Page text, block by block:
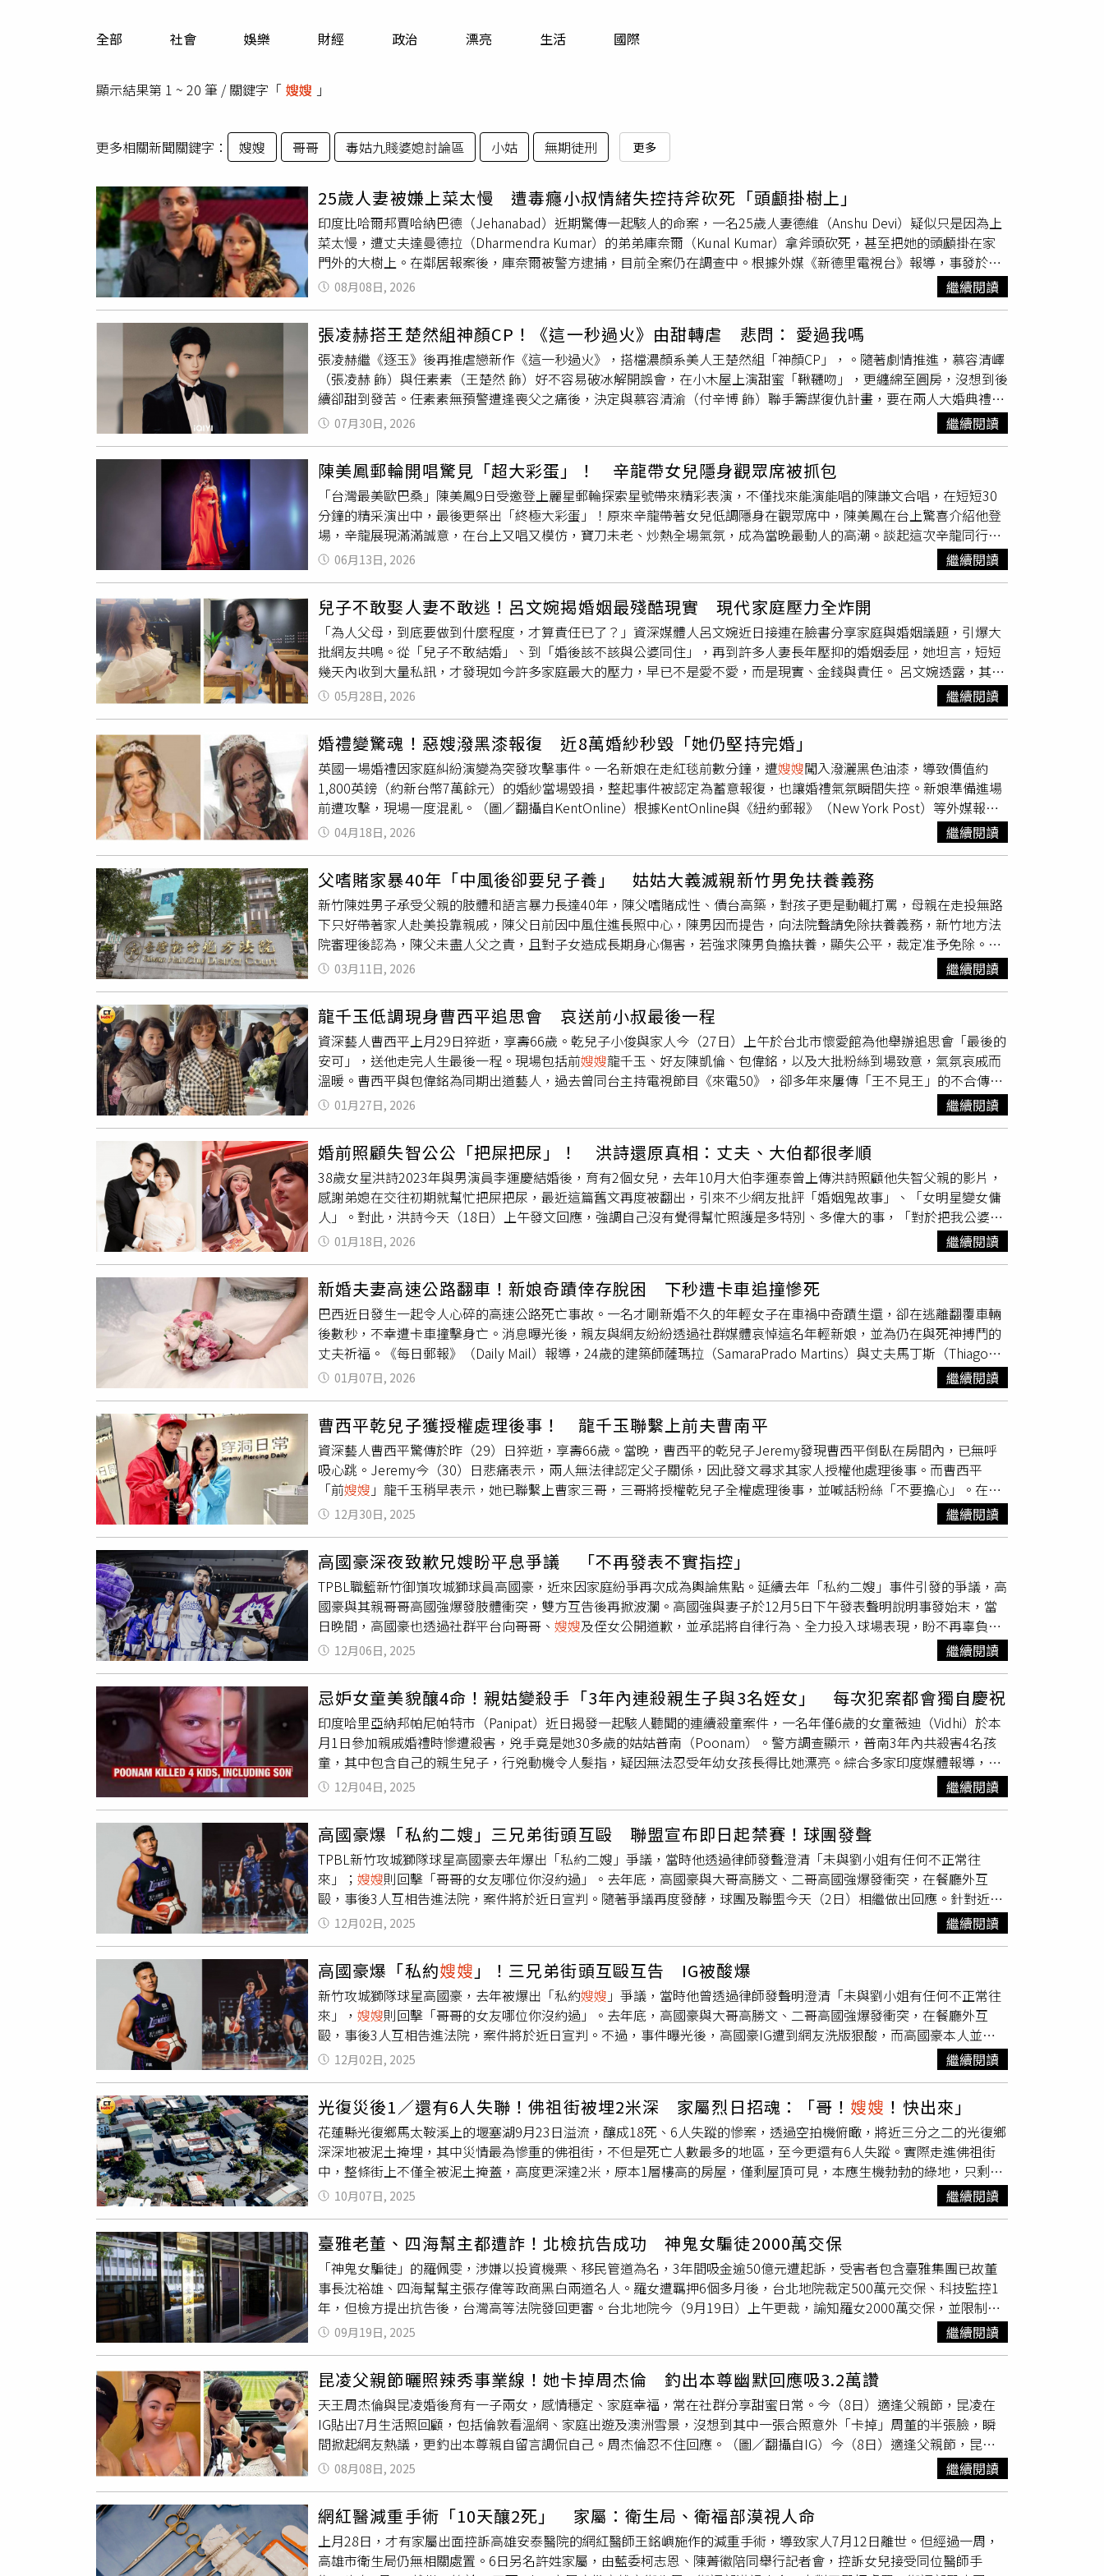
運勢
全部 社會 娛樂 財經 政治 漂亮 生活 國際
顯示結果第 1 ~ 20 筆 / 關鍵字「 嫂嫂 」
更多相關新聞關鍵字： 嫂嫂 哥哥 毒姑九賤婆媳討論區 小姑 無期徒刑 更多
25歲人妻被嫌上菜太慢 遭毒癮小叔情緒失控持斧砍死「頭顱掛樹上」
印度比哈爾邦賈哈納巴德（Jehanabad）近期驚傳一起駭人的命案，一名25歲人妻德維（Anshu Devi）疑似只是因為上
菜太慢，遭丈夫達曼德拉（Dharmendra Kumar）的弟弟庫奈爾（Kunal Kumar）拿斧頭砍死，甚至把她的頭顱掛在家
門外的大樹上。在鄰居報案後，庫奈爾被警方逮捕，目前全案仍在調查中。根據外媒《新德里電視台》報導，事發於賈
哈納巴德帕爾斯比格哈（Pars Bigha）警局管轄的伊瑪德普爾村（Imadpur），死者為現年25歲的人妻德維，事發當
時，其他家族成員均前往田間務農，僅德維一人留守家中，準備全家的餐點；丈夫達曼德拉的弟弟、德維的小叔庫奈爾
德維後，還砍下她的頭顱掛在家門外的大樹上。附近鄰居見狀嚇一大跳，除了紛紛上前圍觀外，也有人向警方報案。沒
想到庫奈爾犯行後並未逃跑，反而冷靜待在家中；警方獲報後趕抵現場，將其逮捕歸案，並扣押殺人凶器。目前警方正
針對案發細節與動機展開進一步調查，全案朝謀殺罪名偵辦。據當地村民透露，嫌犯庫奈爾平時有嚴重毒癮問題，情緒
不穩定，但他們沒想到他會痛下狠手殺害嫂嫂 。
08月08日, 2026 繼續閱讀
張凌赫搭王楚然組神顏CP！《這一秒過火》由甜轉虐 悲問： 愛過我嗎
張凌赫繼《逐玉》後再推虐戀新作《這一秒過火》，搭檔濃顏系美人王楚然組「神顏CP」，。隨著劇情推進，慕容清嶧
（張凌赫 飾）與任素素（王楚然 飾）好不容易破冰解開誤會，在小木屋上演甜蜜「鞦韆吻」，更纏綿至圓房，沒想到後
續卻甜到發苦。任素素無預警遭逢喪父之痛後，決定與慕容清渝（付辛博 飾）聯手籌謀復仇計畫，要在兩人大婚典禮上
進行暗殺，不知情的慕容清嶧看到喜帖備受打擊，當面質問任素素：「我要是晚回來兩天，哥哥
是不是孩子都生出
來了？」虐心指數爆表。《這一秒過火》張凌赫（右）與王楚然在劇中有跳探戈的橋段。（圖／iQIYI愛奇藝國際版）最
新劇情當中，慕容清渝大婚時遭到槍殺，劇情急轉直下開虐，預告裡慕容清嶧持槍對著任素素，悲痛質問：「昔日我遭
人厭棄，只有你要我，你愛過我嗎」、「任素素，自此恩斷義絕，再無瓜葛」，並親手燒毀充滿兩人甜蜜回憶的小木
屋，預告尾聲更拋出震撼彈，任素素透露已懷有身孕，幽幽吐露：「這孩子，是慕容清嶧的。」而男方早已不在身旁，
讓揪心的劇情虐上加虐。張凌赫受訪坦言，決裂戲讓他印象最為深刻，他拿著槍在小木屋指著素素那場戲，內心非常糾
結，一方面是面臨哥哥離世的痛楚，另一方面是對摯愛的誤會，「我必須在那場戲做出抉擇，究竟是原諒眼前的人，還
是替哥哥討回公道？最後還是選擇了自己離開。」王楚然一聽忍不住吐槽回：「還把你給我的不動產（指小木屋）給燒
了！」逗笑一旁的張凌赫。此外，張凌赫在雨夜遭親姐下令暴打的橋段，也讓王楚然印象深刻，直言：「真的很虐！」
因為劇中張凌赫早就被打暈，並不知道王楚然最後以肉身相護，她感嘆：「兩人有很多陰錯陽差的時刻，雙方都不知道
對方為自己做了什麼。」《這一秒過火》目前正在愛奇藝國際版熱播中。
07月30日, 2026 繼續閱讀
陳美鳳郵輪開唱驚見「超大彩蛋」！ 辛龍帶女兒隱身觀眾席被抓包
「台灣最美歐巴桑」陳美鳳9日受邀登上麗星郵輪探索星號帶來精彩表演，不僅找來能演能唱的陳謙文合唱，在短短30
分鐘的精采演出中，最後更祭出「終極大彩蛋」！原來辛龍帶著女兒低調隱身在觀眾席中，陳美鳳在台上驚喜介紹他登
場，辛龍展現滿滿誠意，在台上又唱又模仿，寶刀未老、炒熱全場氣氛，成為當晚最動人的高潮。談起這次辛龍同行的
機緣，陳美鳳透露兩人有共同朋友，辛龍得知這趟行程有她，便說「我也要來」，陳美鳳立刻熱情回應「歡迎啊，太好
了！」結果辛龍連耳麥和伴唱帶都提早準備好，一上船就熱情表示「姐，我準備了10首歌！」但礙於整場表演只有30分
秀，逗樂全場觀眾。辛龍動人歌聲令觀眾陶醉。（圖／麗星郵輪）陳美鳳表示，她跟辛龍過去曾一起到海外慰勞僑胞，
當時一個訪問團出行就是一個多月，朝夕相處奠定交情。對於分出自己的表演時段，陳美鳳毫不介意，大器表示：「有
飯大家一起吃，福利給觀眾，老闆也開心！」看見辛龍在台上展現活力，陳美鳳感性地說：「那段時間（喪妻）他可能
需要調適心情、陪伴小孩，現在就看他想不想回歸舞台。看他今天上台多開心，剛剛還不想下來呢！」這次辛龍帶女兒
同行，聽聞現場有媒體隨行一度相當擔心女兒曝光。第一次見到辛龍女兒的陳美鳳則展現貼心，一邊協助保護小孩，一
邊安撫老友要他淡定，打趣虧他：「媒體早就說要來了，不是為了你啦！」陳美鳳認為，辛龍本身是藝人，可以分享觀
眾想聽的事，且藝人與媒體的關係是「魚幫水、水幫魚」，不需要過度擔心。除了辛龍的驚喜登場，陳美鳳這次也特別
邀請陳謙文同台。她大讚陳謙文幫忙剪接音樂、幫了非常多忙，兩人早在三星期前就進錄音室錄製和聲，對每首歌都極
其用心。不過，僅有30分鐘的表演時間讓陳美鳳大呼「不夠」，笑說按照她的標準，起碼要換三套服裝、表演90分鐘才
過癮。她更許願希望主持的節目《美鳳有約》未來能有機會來郵輪出外景。陳美鳳讚陳謙文超級全能，幫忙進錄音室剪
接製作表演歌曲。（圖／麗星郵輪）這次郵輪行，陳美鳳也帶了哥哥、嫂嫂、姊姊等4位親友同行，過去就很常當「主
揪」帶家族旅遊的她，去年甚至曾組了30人的大家庭旅行團前往大阪。而在郵輪上時常被粉絲認出、要求合照，陳美鳳
展現一貫的親民作風，直言就算素顏也完全沒問題。每次聽到粉絲小心翼翼詢問「方便合照嗎？」她都會帶著招牌笑容
開心回應：「超方便！」巨星風範圈粉無數。當郵輪不再只是前往目的地的方式，而逐漸成為旅程本身最重要的體驗，
娛樂內容正成為旅客選擇郵輪的重要因素之一。麗星郵輪2.0持續透過演唱會、親子活動、主題派對及分齡化娛樂內容，
打造從登船開始便充滿驚喜與回憶的渡假體驗。隨著暑假旅遊旺季即將到來，麗星郵輪同步推出618年中慶優惠，首次
針對暑假5晚以上航程祭出第三人0元方案。旅客於6月30日前完成指定航程訂購，另可享每人每晚最高新台幣800元餐飲
消費金優惠，每房最高可享新台幣11,200元。
06月13日, 2026 繼續閱讀
兒子不敢娶人妻不敢逃！呂文婉揭婚姻最殘酷現實 現代家庭壓力全炸開
「為人父母，到底要做到什麼程度，才算責任已了？」資深媒體人呂文婉近日接連在臉書分享家庭與婚姻議題，引爆大
批網友共鳴。從「兒子不敢結婚」、到「婚後該不該與公婆同住」，再到許多人妻長年壓抑的婚姻委屈，她坦言，短短
幾天內收到大量私訊，才發現如今許多家庭最大的壓力，早已不是愛不愛，而是現實、金錢與責任。 呂文婉透露，其中
一名母親看到她日前發表的〈無言的結局〉後，忍不住詢問與女友交往5年的兒子：「你們什麼時候要結婚？」沒想到
兒子情緒瞬間潰堤，直接回嗆：「妳覺得我有什麼資格娶人家？沒房、沒車，每個月還要幫家裡繳房貸，誰敢嫁我？」
媽媽急忙表示，小夫妻婚後可以先住家裡，以後若有小孩，自己也願意幫忙帶孫，沒想到兒子卻冷冷回了一句：「妳
想，人家不想啊！」一句話，讓她當場心涼，也整晚失眠。這名媽媽透露，兒子目前月薪4萬多元，與女友從大學時期
交往至今感情穩定。而夫妻倆因學歷不高，長年靠做油漆工維生，10年前好不容易存下200萬元頭期款，在新北三峽買
下一間30坪小公寓。她坦言，這一路真的過得很辛苦。丈夫接案量不穩，收入時多時少，扣掉生活費、學費與各種家庭
支出後，甚至常得動用積蓄。直到兒子出社會第二年，夫妻才開始請他每月幫忙分擔5000元房貸。她原本一直認為，一
家人互相扶持是再正常不過的事，卻沒想到兒子心裡其實背負著這麼沉重的壓力。那一晚，她不斷問自己：「是不是我
拖累了孩子？是不是我做得不夠？為什麼辛苦一輩子，最後卻讓孩子覺得喘不過氣？」而這樣的壓力，也延伸到許多年
輕夫妻婚後的生活。呂文婉表示，自己另一篇關於「婚後該不該與公婆同住」的貼文，同樣收到大量人妻私訊。其中一
名結婚近30年的人妻分享，當年因丈夫孝順，婚後便與公婆、大伯、小叔一家共三個家庭，一起擠在30坪加頂樓加蓋的
老宅裡生活。夫妻倆原本以為只要努力工作，日子就會慢慢穩定，沒想到壓力卻愈來愈大。她透露，公公十分愛面子，
婚喪喜慶紅包、家電更新甚至加蓋工程費，全都要求三兄弟「平均分攤」，一句「玻璃遮雨棚9萬，你們再分一分」，
讓夫妻長年陷入入不敷出的狀態。更讓她崩潰的是，後來才發現大伯其實長年沒有工作，許多費用仍由公婆負擔，所謂
的「平均分攤」根本只是表面公平。夫妻最後決定搬出去，她也忍不住直言：「搬出去，不代表不孝順。固定給孝親
費，也是一種盡孝，至少不用再像ATM。」另一名人妻則透露，由於哥哥與嫂嫂婚後不願與公婆同住，她與丈夫選擇留
下來照顧兩老，沒想到最後卻反被外界誤解，甚至遭 嫂嫂 在親友面前譏諷「靠爸靠媽、吃家裡住家裡」。她委屈表示：
「天知道我有多想搬出去，但我老公就是放不下爸爸媽媽。既然選擇留下來照顧長輩，我們也認了，可是為什麼還要承
受這些攻擊？」看完大量私訊後，呂文婉坦言，自己其實也一直在思考，父母對孩子的責任究竟該到哪裡才算結束？婚
後到底該不該與公婆同住？她認為，很多問題其實不在「同住」本身，而是彼此有沒有界線感、能不能互相體諒，以及
是否把彼此的付出視為理所當然。「父母這一代，拚命工作、咬牙撐家，把青春、勞力與人生全都奉獻給家庭；而現在
年輕人則面對高房價、高物價與低安全感，不敢結婚、不敢生小孩，也害怕承擔不起未來。」呂文婉感嘆：「很多時
候，不是誰不夠努力，也不是誰不夠愛誰，只是大家都太累了。」她也認為，孝順不一定非得綁在同一個屋簷下。「真
正好的關係，應該是彼此舒服、互相尊重，而不是誰犧牲到底、誰忍耐一輩子。」最後，她也想對那位自責的母親說：
「妳沒有虧欠兒子任何。」她認為，父母把孩子養大、教育成人、努力撐起一個家，其實早已完成最重要的責任。「有
一天，父母終究要學會放手；孩子，也終究要學會長大。」
05月28日, 2026 繼續閱讀
婚禮變驚魂！惡嫂潑黑漆報復 近8萬婚紗秒毀「她仍堅持完婚」
英國一場婚禮因家庭糾紛演變為突發攻擊事件。一名新娘在走紅毯前數分鐘，遭嫂嫂闖入潑灑黑色油漆，導致價值約
1,800英鎊（約新台幣7萬餘元）的婚紗當場毀損，整起事件被認定為蓄意報復，也讓婚禮氣氛瞬間失控。新娘準備進場
前遭攻擊，現場一度混亂。（圖／翻攝自KentOnline）根據KentOnline與《紐約郵報》（New York Post）等外媒報
導，35歲的潔瑪蒙克（Gemma Monk）於2024年5月24日在肯特郡「橡木屋」（Oakwood House）舉行婚禮，與交往
近20年的青梅竹馬肯恩蒙克（Ken Monk）完婚。她回憶，當天與父親抵達現場時曾感到不安，隨後在準備進場前聽見
有人呼喊名字，一轉頭即遭黑色油漆潑灑，頭髮、臉部與婚紗瞬間染黑，現場一度陷入混亂，她甚至試圖抓住對方阻
止，但對方仍逃離。經查，潑漆者為其嫂嫂安東尼亞伊斯特伍德（Antonia Eastwood）。雙方衝突可追溯至2023年9
月，當時安東尼亞在自己的婚禮上指控潔瑪「試圖絆倒她」，導致關係決裂。此次潔瑪未邀請對方出席婚禮，但安東尼
亞仍闖入現場並行動，並在庭上坦承此舉為報復。儘管突遭攻擊，潔瑪仍選擇完成婚禮。她在清理後換上由現場人員緊
急借來的禮服，婚禮延遲約2小時後順利舉行。她表示，為了這一天等待多年，不願讓任何事情阻止自己走上紅毯。然
而事件後續影響持續擴大。婚紗經專業清潔仍無法恢復，原本打算留給女兒作為紀念的計畫落空；婚禮場地也因油漆污
染需暫停營運清理，損失約5,000英鎊（約新台幣22萬元）。此外，潔瑪透露，當時正面臨健康疑慮，事件後更出現情
緒低落與無法正常工作的情況，甚至取消原訂蜜月行程，形容婚禮當天成為人生中「最糟的一天」。案件最終進入司法
程序，安東尼亞承認2項毀損罪名，被判處10個月徒刑、緩刑12個月，並須完成160小時無償勞動，同時支付賠償金，另
遭裁定10年內不得接近潔瑪。法官指出，其行為具有惡意且刻意，目的在於破壞婚禮。潔瑪表示無法接受對方道歉，並
認為判決過輕。目前夫妻已不再慶祝結婚紀念日，但計畫未來選在同一天重新舉行婚禮儀式，希望以新的回憶取代這段
經歷。
04月18日, 2026 繼續閱讀
父嗜賭家暴40年「中風後卻要兒子養」 姑姑大義滅親新竹男免扶養義務
新竹陳姓男子承受父親的肢體和語言暴力長達40年，陳父嗜賭成性、債台高築，對孩子更是動輒打罵，母親在走投無路
下只好帶著家人赴美投靠親戚，陳父日前因中風住進長照中心，陳男因而提告，向法院聲請免除扶養義務，新竹地方法
院審理後認為，陳父未盡人父之責，且對子女造成長期身心傷害，若強求陳男負擔扶養，顯失公平，裁定准予免除。陳
男在法院控訴，稱父親自他幼年開始，動輒以暴力手段管教，他與家人40多年來長期活在恐嚇與打罵之中，肢體和語言
暴力導致他身心遭受嚴重創傷，至今都影響生活。陳男指控，父親嗜賭成性，屢次讓家庭陷入經濟困境，母親獨自撐起
擅自將母親名下的唯一住所出租，侵害家人居住權。陳父則否認指控，稱自己當年一天工作 14 小時，薪資全部拿回
家，在外沒有積欠賭債，但陳男姑姑作證，稱哥哥曾欠下鉅額賭債，當年「一棟房子才幾十萬」，自己的父母、 嫂嫂和
手足曾幫忙還約200萬元債務。陳男姑姑證稱，嫂嫂當年為了還債，帶著家人遠走美國，投靠娘家親戚賣鞋子賺錢，而
她曾和母親、哥哥前往美國探親，哥哥載母親去賣場，中途就跑去賭博，直到中風前都一直在賭，她也知道陳男因此事
而心靈受傷，上學就會哭。法官審酌，陳父在兒子的成長過程中，未提供穩定的成長環境，反而以言語貶低與肢體暴
力，使陳男長期活在家庭暴力的陰影下，身心壓力極大。此外，陳父嗜賭拖累妻小，致使子女成長路程崎嶇艱辛，顯見
其未善盡身為人父應盡的照顧與保護職責，因此裁定免除對父親扶養義務。
03月11日, 2026 繼續閱讀
龍千玉低調現身曹西平追思會 哀送前小叔最後一程
資深藝人曹西平上月29日猝逝，享壽66歲。乾兒子小俊與家人今（27日）上午於台北市懷愛館為他舉辦追思會「最後的
安可」，送他走完人生最後一程。現場包括前嫂嫂龍千玉、好友陳凱倫、包偉銘，以及大批粉絲到場致意，氣氛哀戚而
溫暖。曹西平與包偉銘為同期出道藝人，過去曾同台主持電視節目《來電50》，卻多年來屢傳「王不見王」的不合傳
聞。今告別式上，包偉銘身穿全黑、戴著墨鏡低調現身，未接受訪問便快步進入會場，以行動送別昔日戰友，格外引人
關注。此外，藝人黃鐙輝也現身致意。他感性回憶，曹西平生前曾鼓勵他不要放棄夢想，並替他舉辦人生第一場演唱
會，讓自己重新找回搖滾的熱情與信念。被問到是否有話想對曹西平說，黃鐙輝表示：很多話已經在心裡跟他說了，希
望他永遠瀟灑、正能量，喜歡的事情永遠要堅持、不放棄，對於討厭的人就跟他說，你不喜歡看到我，我更討厭看到
你，醜八怪！」經典台詞讓現場眾人既懷念又不捨。告別式上，包偉銘身穿全黑、戴著墨鏡前來致意。（圖／侯世駿
攝）曹西平上月29日猝逝，享壽66歲。乾兒子小俊與家人今日上午於台北市懷愛館為他舉辦追思會。（圖／侯世駿攝）
01月27日, 2026 繼續閱讀
婚前照顧失智公公「把屎把尿」！ 洪詩還原真相：丈夫、大伯都很孝順
38歲女星洪詩2023年與男演員李運慶結婚後，育有2個女兒，去年10月大伯李運泰曾上傳洪詩照顧他失智父親的影片，
感謝弟媳在交往初期就幫忙把屎把尿，最近這篇舊文再度被翻出，引來不少網友批評「婚姻鬼故事」、「女明星變女傭
人」。對此，洪詩今天（18日）上午發文回應，強調自己沒有覺得幫忙照護是多特別、多偉大的事，「對於把我公婆家
形容成很恐怖的樣子，我覺得這是很不公平的。」洪詩表示，她沒有特別覺得自己當時照顧還是男友的爸爸，是一件多
特別、多偉大的事情，她會這樣「愛屋及烏」，只是在能力範圍內盡量幫助一位長者，「我的爺爺跟阿公，都在我很小
的時候就過世了，當時比起照顧『運慶爸爸』，我自己覺得更像在照顧『爺爺』。」洪詩澄清，雖然大伯在貼文中提及
「把屎把尿」，實際上她除了幫公公按摩腳、換新床單，其他身體擦拭、更換尿布，都是丈夫在做，她會幫公公按摩
腳，是因為公公臥床，加上開刀的關係，腳的循環很差也很腫，所以才會拿乳液跟嫂嫂準備的精油幫忙按摩，且丈夫和
嫂嫂也都會按摩，「雖然當時只是交往關係，但我愛運慶，運慶也很疼愛我，公公、婆婆、運泰、嫂嫂也對我很好，運
慶對我的家人也很好，所以我想陪伴運慶渡過這樣的『特殊時期』。」洪詩指出，不存在哥哥丟包給弟弟，弟弟丟包給
女友的情況，大伯沒有寫出他們兩兄弟的辛苦，當時公公因跑步摔倒住院開刀，換了髖關節，住院1個多月的期間，都
是兩兄弟輪流住在醫院照顧爸爸，出院後丈夫會在家幫忙換藥，但由於失智影響，公公常自行撕開紗布，導致傷口反覆
感染，只能再次入院開刀，兩兄弟只能每天早晚各1次親自載公公去診所換藥。洪詩說，這樣的生活大概持續了1年，後
續相關輔具租借、看護申請，以及喘息服務、日照中心，也都是兩兄弟一起處理的。至於有人質疑為何不請看護？洪詩
解釋，當時巴氏量表還未申請下來，等到巴氏量表申請成功後，就立刻請了看護，家裡也一直有看護協助照顧公公。洪
詩強調，那段特殊時期，她從兩兄弟身上看到更多的是孝順，大伯沒有在貼文寫出他們的辛苦，不代表這些辛苦不存
在，「不管是運慶、運泰，或是婆婆、嫂嫂，我們大家都是很努力一起熬過那個時光的，所以對於把我公婆家形容成很
恐怖的樣子，我覺得這是很不公平的。人生總會遇到困難，但我很幸運有人陪我一起面對困難。」
01月18日, 2026 繼續閱讀
新婚夫妻高速公路翻車！新娘奇蹟倖存脫困 下秒遭卡車追撞慘死
巴西近日發生一起令人心碎的高速公路死亡事故。一名才剛新婚不久的年輕女子在車禍中奇蹟生還，卻在逃離翻覆車輛
後數秒，不幸遭卡車撞擊身亡。消息曝光後，親友與網友紛紛透過社群媒體哀悼這名年輕新娘，並為仍在與死神搏鬥的
丈夫祈福。《每日郵報》（Daily Mail）報導，24歲的建築師薩瑪拉（SamaraPrado Martins）與丈夫馬丁斯（Thiago
Oliveira Martins），去年12月29日駕車行經巴拉那州蓬塔格羅薩市的BR－376號高速公路時，不明原因在路肩翻覆，兩
人隨後自行脫困，暫時避過死劫。未料僅數秒後，一輛行駛中的大型卡車因煞車不及，直接撞上剛脫困的夫妻，釀成二
次悲劇。薩瑪拉遭到猛烈撞擊後當場死亡；丈夫則重傷昏迷，被緊急插管並以直升機後送至蓬塔格羅薩市的醫院，目前
仍在加護病房接受治療，生命跡象不穩，家屬持續守候。據家屬表示，這對夫妻一個月前才剛舉行婚禮，事發當天正從
海邊返程，車內只有兩人。薩瑪拉的父母、兄長與嫂嫂當時在另一輛車上，發現前方發生事故後立刻折返查看，未料迎
來噩耗。另一方面，肇事卡車在撞擊後衝入路旁田地，司機並未受傷。警方已介入調查，釐清最初翻車的真正原因及卡
車是否涉及疏失。薩瑪拉的遺體已送回家鄉南馬托格羅索州杜拉多斯市，將由家人為她舉行後事。消息曝光後，親友與
網友紛紛透過社群媒體哀悼這名年輕新娘，並為仍在與死神搏鬥的丈夫祈福。
01月07日, 2026 繼續閱讀
曹西平乾兒子獲授權處理後事！ 龍千玉聯繫上前夫曹南平
資深藝人曹西平驚傳於昨（29）日猝逝，享壽66歲。當晚，曹西平的乾兒子Jeremy發現曹西平倒臥在房間內，已無呼
吸心跳。Jeremy今（30）日悲痛表示，兩人無法律認定父子關係，因此發文尋求其家人授權他處理後事。而曹西平
「前嫂嫂 」龍千玉稍早表示，她已聯繫上曹家三哥，三哥將授權乾兒子全權處理後事，並喊話粉絲「不要擔心」。在曹
西平的乾兒子Jeremy發現曹西平倒臥在房間後通報警消，警方聯繫曹西平胞兄，但對方表示不願出面處理，遺體因此被
送往板橋殯儀館冰存，待刑事相驗釐清死因。而Jeremy隨後就透過曹西平的臉書粉專「曹西平的粉絲愛團」向曹家人喊
交由他處理，悲痛吐：「明明我是最親的兒子，最後還要公告招領」，希望自己能盡最後一份心力，讓曹西平安息。對
此，龍千玉表示目前有聯繫上曹家三哥，三哥會授權處理後事，請粉絲們不要擔心。事實上，龍千玉與曹西平兩人交情
長達45年，她曾是曹西平三哥曹南平的妻子，雖這段7年的婚姻結束了，但兩人的友誼仍超越法律上的親屬關係。
12月30日, 2025 繼續閱讀
高國豪深夜致歉兄嫂盼平息爭議 「不再發表不實指控」
TPBL職籃新竹御嵿攻城獅球員高國豪，近來因家庭紛爭再次成為輿論焦點。延續去年「私約二嫂」事件引發的爭議，高
國豪與其親哥哥高國強爆發肢體衝突，雙方互告後再掀波瀾。高國強與妻子於12月5日下午發表聲明說明事發始末，當
日晚間，高國豪也透過社群平台向哥哥、 嫂嫂及侄女公開道歉，並承諾將自律行為、全力投入球場表現，盼不再辜負球
迷期待。回顧整起事件，高國豪早於去年便因與二嫂私下聯繫，導致外界非議。近日再度爆出，高氏兄弟在去年底聚餐
時因言語衝突演變為肢體衝突。相關案件今年9月已由宜蘭地檢署提起公訴，球團及聯盟得知後，分別對高國豪進行停
人聯手對高國豪施壓，形同「二打一」。此外，她還控訴高國強夫婦索取30萬元作為封口費。對此，高國強夫婦於5日
下午回應指出，當天聚會為父親主動召集，希望家人面對面溝通化解心結，然而對話過程中，高國豪及其妻子情緒激
動，甚至高國豪先動手造成場面失控。他們強調，所謂30萬元並非封口費，而是針對該次衝突中雙方互毆事件所要求的
賠償金，且與「私約二嫂」一事並無關聯。他們指出，在法院協調過程中提出此金額作為和解條件，但高國豪方面拒絕
接受。針對這場家庭風波，高國豪在聲明中坦承自己言行不當，向家人致歉，表示將更加約束自我，以球場表現回應支
持者期待。整起事件雖尚未完全落幕，但高國豪釋出善意，顯示願意為修補關係做出努力。高國豪道歉。（圖／翻攝IG
／kaooscar）
12月06日, 2025 繼續閱讀
忌妒女童美貌釀4命！親姑變殺手「3年內連殺親生子與3名姪女」 每次犯案都會獨自慶祝
印度哈里亞納邦帕尼帕特市（Panipat）近日揭發一起駭人聽聞的連續殺童案件，一名年僅6歲的女童薇迪（Vidhi）於本
月1日參加親戚婚禮時慘遭殺害，兇手竟是她30多歲的姑姑普南（Poonam）。警方調查顯示，普南3年內共殺害4名孩
童，其中包含自己的親生兒子，行兇動機令人髮指，疑因無法忍受年幼女孩長得比她漂亮。綜合多家印度媒體報導，案
發當天，薇迪精心打扮隨家人出席婚禮，卻在活動中突然失蹤。親屬緊急搜尋，約一小時後才在婚禮場地儲藏室內發現
她倒臥水桶中，頭部浸入水中，送醫不治。初步雖被懷疑為意外溺水，但因房門上鎖與現場跡證異常，警方隨即展開調
查，並於36小時內逮捕普南。普南落網後坦承犯案，供詞駭人聽聞。她表示，無法接受婚禮場合出現比她「更美」的女
孩，因此蓄意將薇迪引至儲藏室後溺斃。更令人震驚的是，她還主動供述過去三年間的其他殺人行為：2023年先殺害
嫂的女兒，為掩飾罪行，又將3歲的親生兒子舒巴姆（Shubham）溺死，試圖轉移親友懷疑目光。今年8月，她更於娘家
犯案，再度殺害一名6歲女童，動機仍為外貌妒忌。根據警方調查，普南的4名受害者皆年幼，且全部遭溺斃，行兇後她
還會獨自「慶祝」。警方指出，薇迪之父桑迪普（Sandeep）曾早在2021年察覺異狀，當年普南便曾試圖以滾水潑傷年
幼的薇迪，但因傷勢未致命且家人堅稱為意外，並未進一步追究。如今悲劇成真，他悲痛要求法院判處普南死刑，痛斥
若非及時偵破，恐怕還有更多孩童遇害。目前警方仍持續偵辦此案，並針對普南的心理狀態、行兇模式與其他潛在受害
者展開全面調查。社會大眾對此案震驚與憤怒之餘，也呼籲加強家庭內部安全警覺與心理健康監測，避免類似悲劇重
演。警方36小時內迅速逮捕兇嫌普南（Poonam），她供稱動機竟與外貌妒忌有關。（圖／翻攝自X，@ndtvfeed）
12月04日, 2025 繼續閱讀
高國豪爆「私約二嫂」三兄弟街頭互毆 聯盟宣布即日起禁賽！球團發聲
TPBL新竹攻城獅隊球星高國豪去年爆出「私約二嫂」爭議，當時他透過律師發聲澄清「未與劉小姐有任何不正常往
來」； 嫂嫂則回擊「哥哥的女友哪位你沒約過」。去年底，高國豪與大哥高勝文、二哥高國強爆發衝突，在餐廳外互
毆，事後3人互相告進法院，案件將於近日宣判。隨著爭議再度發酵，球團及聯盟今天（2日）相繼做出回應。針對近期
高國豪相關事件，新竹御嵿攻城獅球團說明，關於外界再度提及之「私約兄嫂」內容，該事件為當事雙方婚前之私人事
務，其後續描述若有與事實不符之不實指控，球團將支持高國豪依法維護自身權益。關於2024年底的當街衝突事件，雖
高國豪出於保護家人之意圖，但行為本身仍需負起相關法律責任，並接受後續球隊與聯盟之懲處。攻城獅表示，此事件
已進入司法程序。自即日起，球團宣布高國豪即日起禁賽並暫停參與球隊活動，直至聯盟裁決公布。球團將依照司法判
決結果進行後續懲處討論。此外，球團將配合並尊重聯盟紀律委員會後續所作之任何決議。TPBL稍早指出，高國豪近期
因場外私人糾紛並引發公共爭議事件，依據《賽務規章》第五章「行為規範與懲處」之第一條第三點，決議即日起處以
停賽處分，直至此次事件司法程序有宣判結果為止。此外，聯盟收到判決結果後，將召開紀律委員會，議決最終懲處結
果。聯盟強調，職業球員身為公眾人物，更應注重自身情緒管理與社會責任，並應維護職業運動員形象。
12月02日, 2025 繼續閱讀
高國豪爆「私約嫂嫂 」！三兄弟街頭互毆互告 IG被酸爆
新竹攻城獅隊球星高國豪，去年被爆出「私約嫂嫂 」爭議，當時他曾透過律師發聲明澄清「未與劉小姐有任何不正常往
來」， 嫂嫂則回擊「哥哥的女友哪位你沒約過」。去年底，高國豪與大哥高勝文、二哥高國強爆發衝突，在餐廳外互
毆，事後3人互相告進法院，案件將於近日宣判。不過，事件曝光後，高國豪IG遭到網友洗版狠酸，而高國豪本人並未
回應。攻城獅球團則表示，事件進入司法程序，高國豪私領域由他自行處理，球團不發表意見。去年6月，高國強的老
婆劉家菱在個人社群上指控高國豪試圖「私約」她，高國豪數次澄清「謹請劉家菱小姐自重，切勿再行散佈不實謠
來打擾我們？」後來，雙方多次隔空互嗆，高國豪與妻子則發出「最終聲明」，坦承遇上太太前確實因為年輕不成熟行
為，造成了許多的紛擾，並強調私事不該打擾社會大眾，未來不會再做出回應。同年12月，高家在宜蘭蘇澳某餐廳辦家
庭聚會，高家三兄弟卻爆發嚴重衝突，檢警調查指出，高勝文、高國強先作勢要打高國豪，戴姓表哥試圖上前勸阻，高
國強朝高國豪揮拳，高國豪與高國強持續拉扯，高父制止兒子無效，高勝文推開父親並抱住高國豪，將他壓制在地，直
到親戚們上前拉開3人，才讓高國豪掙脫。從相關畫面可以看到，高國豪一度脫掉黑色上衣，繼續嗆聲哥哥「單挑
啊」，雙方也不斷朝對方頭部狂揍，旁邊則有孩童被嚇哭。警方接獲報案到場，三兄弟仍持續怒罵彼此，過程影片長達
3分多鐘。事後，三兄弟互告傷害、恐嚇等罪，高勝文、高國強、高國豪均對犯行坦承不諱，宜蘭地檢署9月偵結，全案
依傷害、恐嚇等罪起訴3人，案件將在本月宣判。對此，高國豪目前尚未回應，但已有大批網友湧入其IG留言，「國豪
加油，專注在球場上！其他的事情都不重要」、「你哥為什麼要扁你？」、「餃子好吃否～」、「到底有沒有吃餃
子？」、「繼高中後再次交手，兄弟對決」、「想說聲加油！當得不到好處的人，想看你垮台時，更需要活得有品質、
照顧好真正的家人」。
12月02日, 2025 繼續閱讀
光復災後1／還有6人失聯！佛祖街被埋2米深 家屬烈日招魂：「哥！ 嫂嫂 ！快出來」
花蓮縣光復鄉馬太鞍溪上的堰塞湖9月23日溢流，釀成18死、6人失蹤的慘案，透過空拍機俯瞰，將近三分之二的光復鄉
深深地被泥土掩埋，其中災情最為慘重的佛祖街，不但是死亡人數最多的地區，至今更還有6人失蹤。實際走進佛祖街
中，整條街上不僅全被泥土掩蓋，高度更深達2米，原本1層樓高的房屋，僅剩屋頂可見，本應生機勃勃的綠地，只剩滿
地荒蕪；找不到親人的家屬們，每日頂著烈陽，站在滿地石礫的地上，對著可能的地方進行招魂儀式，只希望失聯的家
！你們快點出來！」，頂著烈日，在法師的帶領下，一聲一聲的喊著，伴隨家屬喊叫聲
的，除了一旁法師的助念聲外，還有大型機具不斷轟隆隆的挖土的聲音。失蹤的林姓夫妻家屬看著滿地泥砂，一早就備
好水果供品與米酒，在法師的帶領下，拿出事先準備好的牌位與黑傘，將一切物品擺放在林姓夫妻2人被深埋在底下的
工寮旁，看似一切就緒後，家屬似是突然想起什麼，緊急回到一旁樹蔭底下的背包裏面翻找，再拿出一瓶自釀的小米
酒，將小米酒也放在一起。馬太鞍溪堰塞湖釀成6人失蹤，家屬傷心在林姓夫妻的工寮旁招魂，希望早日找到人。（圖
／林冠吟攝）在等待儀式進行的同時，家屬們指著怪手正在開挖的地區無奈透露，目前怪手已挖到工寮所在的位子，工
寮的建材也被挖出，但卻仍未尋獲失聯的林姓夫妻2人。回想起當時情景，他們也是看到新聞才知道光復災情慘重，緊
急打電話想確認林姓夫妻的安全，只是電話不管怎麼打都直接被轉入語音信箱，只好向其他家屬求證，這才驚覺沒人能
聯繫上林姓夫妻，只知道當時2人前往工寮查看，確定外出，之後就再也沒有消息。家屬表示，本來想透過手機定位，
看能不能找到2人的大約位置，無奈第一時間打電話時，2人的手機不管怎麼打都直接被轉入語音信箱，恐怕手機早已損
壞而無從定位，如今只能在整片遭泥沙土石掩蓋的平面中，依稀辨別夫妻2人的工寮位子，期望能早點找到2人。但希望
在怪手不斷開挖中一次次落空，站在至少一層樓高的土堆上，儘管怪手已挖到工寮結構，但不管怎麼挖，就是找不到2
人的身影。佛祖街災情最為慘重，泥沙直接將房屋灌滿，僅剩屋頂可見。（圖／林冠吟攝）更讓家屬們絕望的是，放眼
望去，映入眼簾的只是無盡的土堆與泥沙，家屬們無奈之下聽說家人間有人聽見祖靈指示，表示該處可能找的到人後，
也找來葬儀業者與法師，就是希望能夠透過法事，安定人心的同時，也能傳出好消息。目前除了林姓夫妻2人所在的工
寮進行開挖外，家屬也向救難人員指出幾條2人必經的道路，猜測2人可能是乘車逃難，卻遭洪水吞沒，只是看著整片遭
石礫掩埋的土地，著急、難過，各種心情複雜的交織在一起，但更多的卻是深深的無力。儀式結束後，家屬們陸陸續續
開始收拾物品，並準備離開去處理其他事宜，留下2人在樹陰下等待，期望搜救隊能發現一點什麼，滿頭白髮的阿公難
掩心情沉重，坐在樹蔭底下，看著怪手不斷的開挖、鏟土，忍不住拿起剛剛祭拜完的小米酒，轉開、喝下，試圖緩解一
10月07日, 2025 繼續閱讀
臺雅老董、四海幫主都遭詐！北檢抗告成功 神鬼女騙徒2000萬交保
「神鬼女騙徒」的羅佩雯，涉嫌以投資機票、移民管道為名，3年間吸金逾50億元遭起訴，受害者包含臺雅集團已故董
事長沈裕雄、四海幫幫主張存偉等政商黑白兩道名人。羅女遭羈押6個多月後，台北地院裁定500萬元交保、科技監控1
年，但檢方提出抗告後，台灣高等法院發回更審。台北地院今（9月19日）上午更裁，諭知羅女2000萬交保，並限制出
境出海8月、科技監控1年，並要求羅在晚間5時前補足剩餘1500萬元，否則羈押。檢方指出，羅佩雯早在2008年至2010
年間就曾假借廉價機票轉售之名，詐騙親友2700萬元，最後判刑4年10月入監。2018年假釋出獄後，她再度故技重施，
透過「The Hermit隱餐飲集團」負責人鄭淳駿認識沈裕雄，2人以投資機票套利為名，聯手詐騙48億元，後續又以代辦
投資移民名義，得手5000萬餘元。此外，羅與鄭更聯手詐騙張存偉、黃姓富商等10人，涉嫌詐取50億元遭到檢方起訴，
且羅揮霍無度，狂掃名牌精品，更透過前夫謝宗翰將資金轉移海外，在澳洲布里斯本購入5棟房產，並投資美金保單。
羅甚至挹注資金給哥哥羅文傑與嫂嫂詹依苓購屋，同時在台中開設頂級火鍋店「沐明鍋物」。檢方今年6月依照加重詐
欺等罪起訴羅佩雯等6人，並羈押其6個多月。今年9月2日，台北地院裁定羅以500萬元交保，限制出境出海、不得與共
犯接觸，並強制配戴電子腳鐐1年。但檢方認為羅對共犯及資金流向交代不清，還曾刪除通訊紀錄，顯有勾串之虞，加
上她在海外擁資產，交保恐逃亡，因此提出抗告，而高院採納檢方意見，認定500萬元不足以確保訴訟進行，撤銷裁定
發回更審。台北地院今日更裁，裁定2000萬交保、科技監控、限制出境出海8個月，並諭知羅佩雯須在今晚5時前補齊剩
餘1500萬元。
09月19日, 2025 繼續閱讀
昆凌父親節曬照辣秀事業線！她卡掉周杰倫 釣出本尊幽默回應吸3.2萬讚
天王周杰倫與昆凌婚後育有一子兩女，感情穩定、家庭幸福，常在社群分享甜蜜日常。今（8日）適逢父親節，昆凌在
IG貼出7月生活照回顧，包括倫敦看溫網、家庭出遊及澳洲雪景，沒想到其中一張合照意外「卡掉」周董的半張臉，瞬
間掀起網友熱議，更釣出本尊親自留言調侃自己。周杰倫忍不住回應。（圖／翻攝自IG）今（8日）適逢父親節，昆凌
在Instagram曬出15張7月生活照與影片，回顧過去一個月的滿檔行程，包括前往倫敦觀賞溫布頓網球公開賽、參與工作
行程、安排家庭旅行，甚至帶著孩子到澳洲感受冬日雪景。她在貼文中寫道：「7月日常小記，小孩放假＋行程滿
過，其中第三張照片意外成為焦點。畫面中，昆凌戴著墨鏡、穿著花洋裝，低胸設計辣洩深邃事業線，顯得優雅又性
感；她身旁的周杰倫則戴著她自創品牌的帽子、身穿藍白條紋襯衫，負責掌鏡自拍。然而因裁切構圖，他的臉僅露出一
小部分，幾乎被「卡掉」。這一幕讓周杰倫本人也忍不住在留言區幽默調侃：「你這第3張圖片把一個帥哥卡掉
08月08日, 2025 繼續閱讀
網紅醫減重手術「10天釀2死」 家屬：衛生局、衛福部漠視人命
上月28日，才有家屬出面控訴高雄安泰醫院的網紅醫師王銘嶼施作的減重手術，導致家人7月12日離世。但經過一周，
高雄市衛生局仍無相關處置。6日另名許姓家屬，由藍委柯志恩、陳菁徽陪同舉行記者會，控訴女兒接受同位醫師手